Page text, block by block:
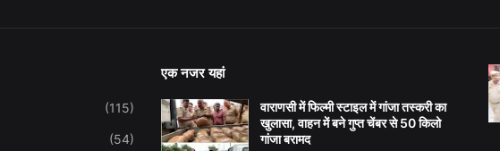
(115)
(54)
एक नजर यहां
वाराणसी में फिल्मी स्टाइल में गांजा तस्करी का
खुलासा, वाहन में बने गुप्त चेंबर से 50 किलो
गांजा बरामद